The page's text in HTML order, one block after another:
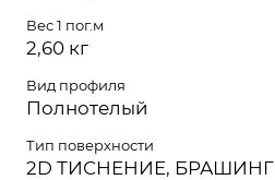
Вес 1 пог.м
2,60 кг
Вид профиля
Полнотелый
Тип поверхности
2D ТИСНЕНИЕ, БРАШИНГ